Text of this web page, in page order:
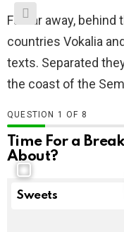
Far far away,
countries Vokalia
texts. Separated
the coast of the
QUESTION OF 8
Time For a
About?
Sweets